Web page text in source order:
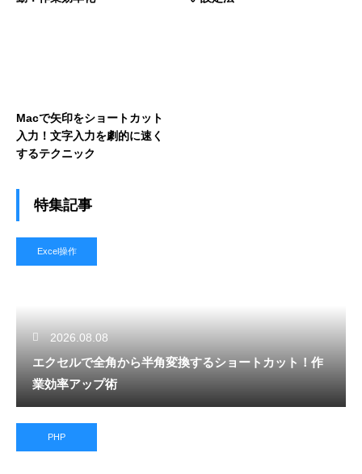
Macで矢印をショートカット
入力！文字入力を劇的に速く
するテクニック
特集記事
Excel操作
2026.08.08
エクセルで全角から半角変換するショートカット！作
業効率アップ術
PHP